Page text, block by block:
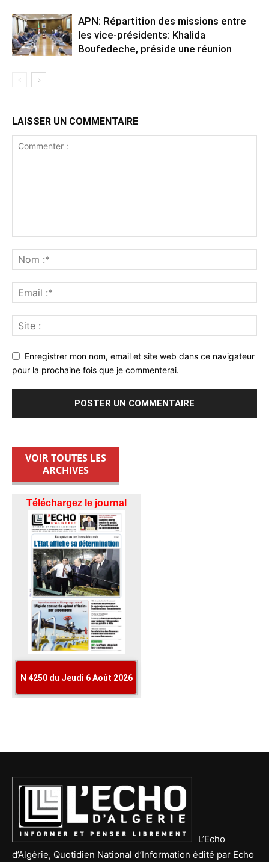
APN: Répartition des missions entre
les vice-présidents: Khalida
Boufedeche, préside une réunion
LAISSER UN COMMENTAIRE
Enregistrer mon nom, email et site web dans ce navigateur
pour la prochaine fois que je commenterai.
VOIR TOUTES LES
ARCHIVES
L’Echo
d’Algérie, Quotidien National d’Information édité par Echo